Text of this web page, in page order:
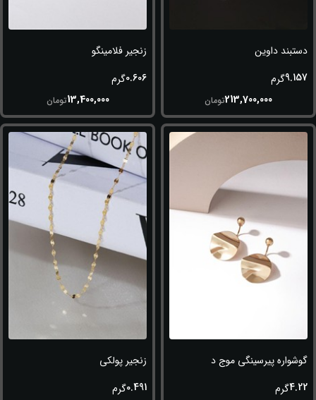
دستبند داوین
9.157گرم
213,700,000تومان
زنجیر فلامینگو
0.606گرم
13,400,000تومان
گوشواره پیرسینگی موج دار
4.22گرم
زنجیر پولکی
0.491گرم